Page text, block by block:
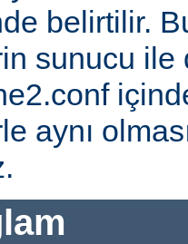
belirtilir.
sunucu ile
aynı